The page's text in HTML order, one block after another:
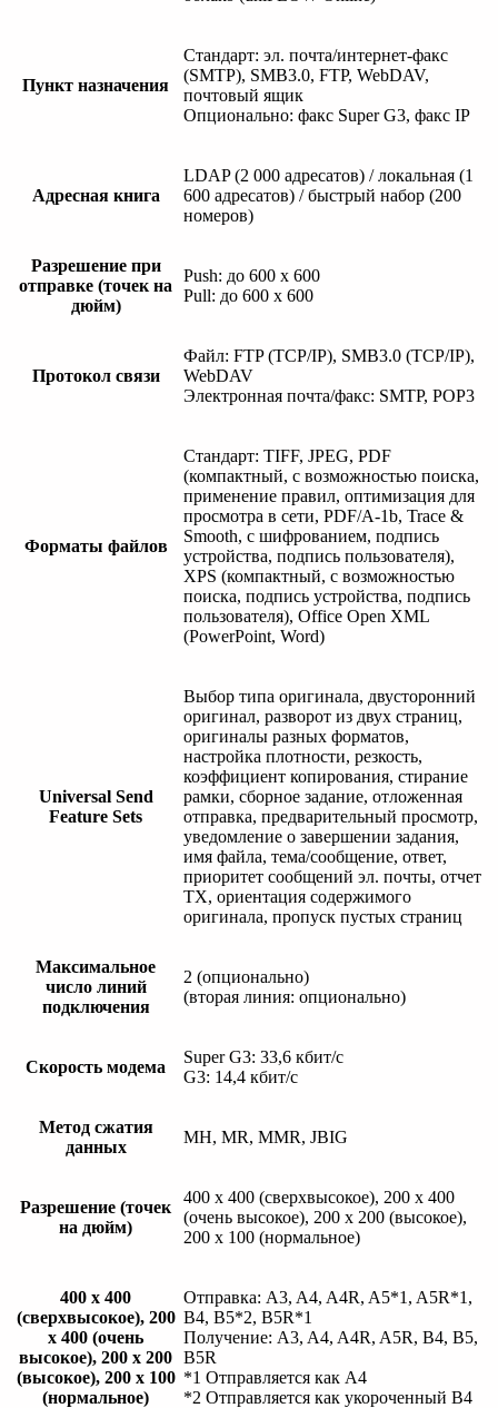
Пункт назначения
Стандарт: эл. почта/интернет-факс
(SMTP), SMB3.0, FTP, WebDAV,
почтовый ящик
Опционально: факс Super G3, факс IP
Адресная книга
LDAP (2 000 адресатов) / локальная (1
600 адресатов) / быстрый набор (200
номеров)
Разрешение при
отправке (точек на
дюйм)
Push: до 600 x 600
Pull: до 600 x 600
Протокол связи
Файл: FTP (TCP/IP), SMB3.0 (TCP/IP),
WebDAV
Электронная почта/факс: SMTP, POP3
Форматы файлов
Стандарт: TIFF, JPEG, PDF
(компактный, с возможностью поиска,
применение правил, оптимизация для
просмотра в сети, PDF/A-1b, Trace &
Smooth, с шифрованием, подпись
устройства, подпись пользователя),
XPS (компактный, с возможностью
поиска, подпись устройства, подпись
пользователя), Office Open XML
(PowerPoint, Word)
Universal Send
Feature Sets
Выбор типа оригинала, двусторонний
оригинал, разворот из двух страниц,
оригиналы разных форматов,
настройка плотности, резкость,
коэффициент копирования, стирание
рамки, сборное задание, отложенная
отправка, предварительный просмотр,
уведомление о завершении задания,
имя файла, тема/сообщение, ответ,
приоритет сообщений эл. почты, отчет
TX, ориентация содержимого
оригинала, пропуск пустых страниц
Максимальное
число линий
подключения
2 (опционально)
(вторая линия: опционально)
Скорость модема
Super G3: 33,6 кбит/с
G3: 14,4 кбит/с
Метод сжатия
данных
MH, MR, MMR, JBIG
Разрешение (точек
на дюйм)
400 x 400 (сверхвысокое), 200 x 400
(очень высокое), 200 x 200 (высокое),
200 x 100 (нормальное)
400 x 400
(сверхвысокое), 200
x 400 (очень
высокое), 200 x 200
(высокое), 200 x 100
(нормальное)
Отправка: A3, A4, A4R, A5*1, A5R*1,
B4, B5*2, B5R*1
Получение: A3, A4, A4R, A5R, B4, B5,
B5R
*1 Отправляется как A4
*2 Отправляется как укороченный B4